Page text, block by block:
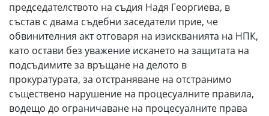
председателството на съдия Надя Георгиева, в
състав с двама съдебни заседатели прие, че
обвинителния акт отговаря на изискванията на НПК,
като остави без уважение искането на защитата на
подсъдимите за връщане на делото в
прокуратурата, за отстраняване на отстранимо
съществено нарушение на процесуалните правила,
водещо до ограничаване на процесуалните права